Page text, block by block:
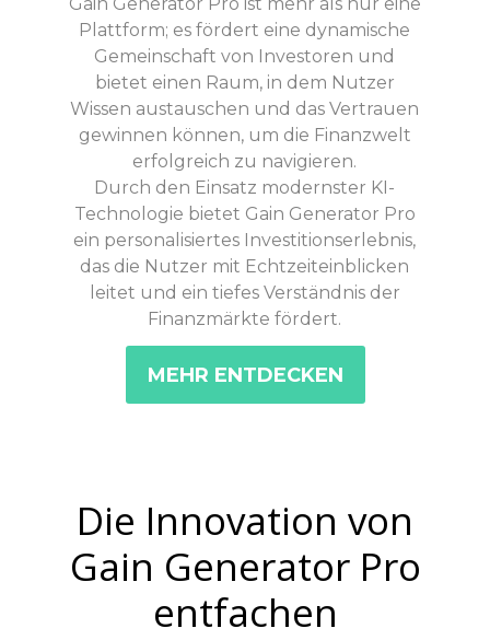
Plattform; es fördert eine dynamische
Gemeinschaft von Investoren und
bietet einen Raum, in dem Nutzer
Wissen austauschen und das Vertrauen
gewinnen können, um die Finanzwelt
erfolgreich zu navigieren.
Durch den Einsatz modernster KI-
Technologie bietet Gain Generator Pro
ein personalisiertes Investitionserlebnis,
das die Nutzer mit Echtzeiteinblicken
leitet und ein tiefes Verständnis der
Finanzmärkte fördert.
MEHR ENTDECKEN
Die Innovation von
Gain Generator Pro
entfachen